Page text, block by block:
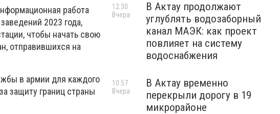
работа
2023 года,
чтобы начать свою
отправившихся на
в армии для каждого
защиту границ страны
В Актау продолжают
углублять водозаборный
канал МАЭК: как проект
повлияет на систему
водоснабжения
12:30
Вчера
В Актау временно
перекрыли дорогу в 19
микрорайоне
10:57
Вчера